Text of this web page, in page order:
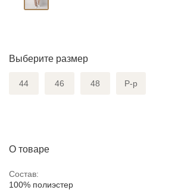
Выберите размер
44 46 48 Р-р
О товаре
Состав:
100% полиэстер